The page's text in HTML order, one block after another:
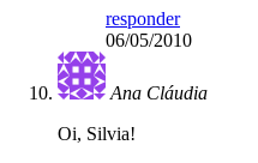
responder
06/05/2010
Ana Cláudia
Oi, Silvia!